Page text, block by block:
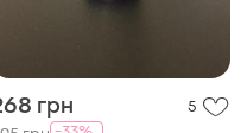
грн 5